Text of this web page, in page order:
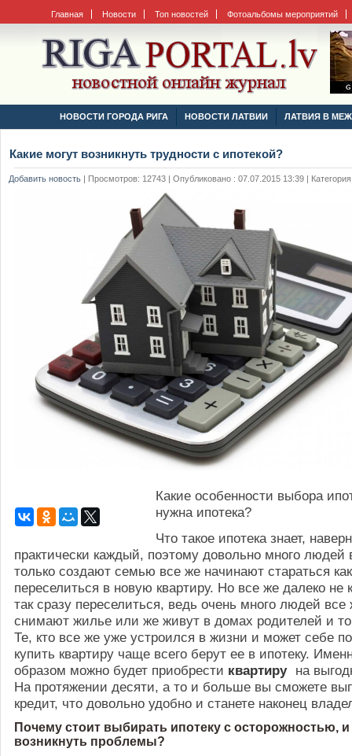
Главная Новости Топ новостей Фотоальбомы мероприятий
НОВОСТИ ГОРОДА РИГА НОВОСТИ ЛАТВИИ ЛАТВИЯ В
Какие могут возникнуть трудности с ипотекой?
Добавить новость | Просмотров: 12743 | Опубликовано : 07.07.2015 13:39 |
Какие особенности выбора
нужна ипотека?
Что такое ипотека знает,
практически каждый, поэтому довольно много людей
только создают семью все же начинают стараться
переселиться в новую квартиру. Но все же далеко
так сразу переселиться, ведь очень много людей
снимают жилье или же живут в домах родителей и
Те, кто все же уже устроился в жизни и может себе
купить квартиру чаще всего берут ее в ипотеку.
образом можно будет приобрести квартиру на
На протяжении десяти, а то и больше вы сможете
кредит, что довольно удобно и станете наконец
Почему стоит выбирать ипотеку с осторожностью, и
возникнуть проблемы?